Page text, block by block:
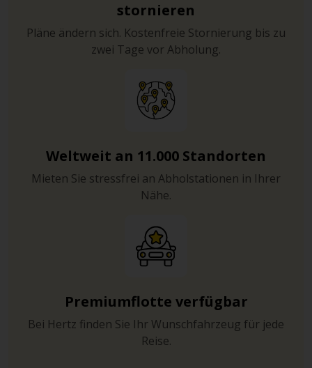
stornieren
Pläne ändern sich. Kostenfreie Stornierung bis zu
zwei Tage vor Abholung.
Weltweit an 11.000 Standorten
Mieten Sie stressfrei an Abholstationen in Ihrer
Nähe.
Premiumflotte verfügbar
Bei Hertz finden Sie Ihr Wunschfahrzeug für jede
Reise.